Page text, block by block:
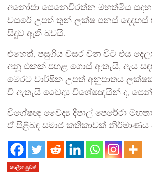
අනෝජා සෙනෙවිරත්න මහත්මිය
වසරේ උපත් තුන් ලක්ෂ පනස් දෙදහස්
සිදුව ඇති බවයි.
එහෙත්, පසුගිය වසර වන විට එය
අනූ එකක් පහළ ගොස් ඇතැයි, ඇය
මෙරට වාර්ෂික උපත් අනුපාතය
වී ඇතැයි වෛද්‍ය විශේෂඥයින් ද,
විශේෂඥ වෛද්‍ය දීපාල් පෙරේරා
ඒ පිළිබඳ සමාජ කතිකාවක් නිර්මාණය
කාලීන පුවත්